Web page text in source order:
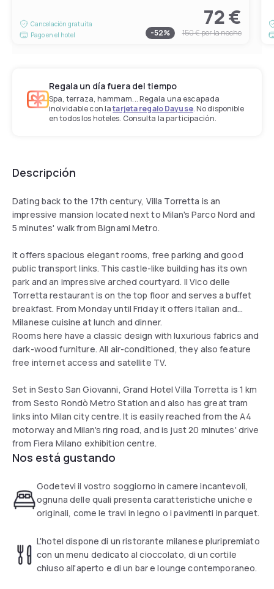
Cancelación gratuita
Pago en el hotel
72 €
-52% 150 €por la noche
Regala un día fuera del tiempo
Spa, terraza, hammam... Regala una escapada
inolvidable con latarjeta regalo Dayuse. No disponible
en todos los hoteles. Consulta la participación.
Descripción
Dating back to the 17th century, Villa Torretta is an
impressive mansion located next to Milan's Parco Nord and
5 minutes' walk from Bignami Metro.
It offers spacious elegant rooms, free parking and good
public transport links. This castle-like building has its own
park and an impressive arched courtyard. Il Vico delle
Torretta restaurant is on the top floor and serves a buffet
breakfast. From Monday until Friday it offers Italian and
Milanese cuisine at lunch and dinner.
Rooms here have a classic design with luxurious fabrics and
dark-wood furniture. All air-conditioned, they also feature
free internet access and satellite TV.
Set in Sesto San Giovanni, Grand Hotel Villa Torretta is 1 km
from Sesto Rondò Metro Station and also has great tram
links into Milan city centre. It is easily reached from the A4
motorway and Milan's ring road, and is just 20 minutes' drive
from Fiera Milano exhibition centre.
Nos está gustando
Godetevi il vostro soggiorno in camere incantevoli,
ognuna delle quali presenta caratteristiche uniche e
originali, come le travi in legno o i pavimenti in parquet.
L'hotel dispone di un ristorante milanese pluripremiato
con un menu dedicato al cioccolato, di un cortile
chiuso all'aperto e di un bar e lounge contemporaneo.